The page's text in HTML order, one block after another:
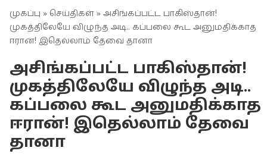
முகப்பு » செய்திகள் » அசிங்கப்பட்ட பாகிஸ்தான்!
முகத்திலேயே விழுந்த அடி.. கப்பலை கூட அனுமதிக்காத
ஈரான்! இதெல்லாம் தேவை தானா
அசிங்கப்பட்ட பாகிஸ்தான்!
முகத்திலேயே விழுந்த அடி..
கப்பலை கூட அனுமதிக்காத
ஈரான்! இதெல்லாம் தேவை
தானா